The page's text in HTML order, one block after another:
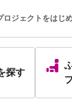
ロジェクトをはじ
探す